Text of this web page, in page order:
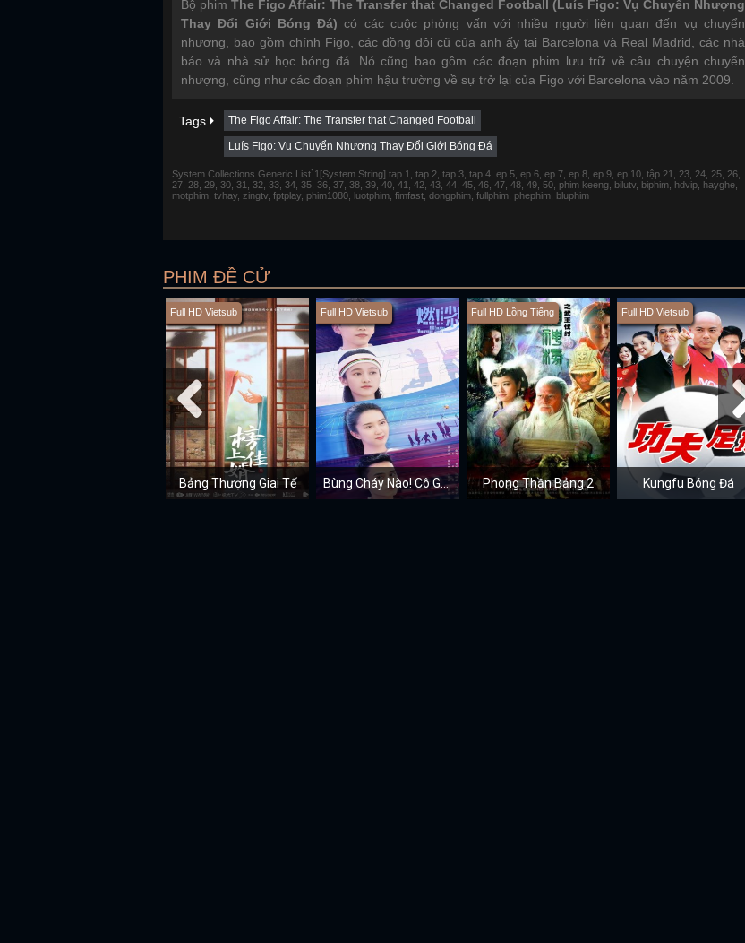
Bộ phimThe Figo Affair: The Transfer that Changed Football (Luís Figo: Vụ Chuyển Nhượng
Thay Đổi Giới Bóng Đá) có các cuộc phỏng vấn với nhiều người liên quan đến vụ chuyển
nhượng, bao gồm chính Figo, các đồng đội cũ của anh ấy tại Barcelona và Real Madrid, các nhà
báo và nhà sử học bóng đá. Nó cũng bao gồm các đoạn phim lưu trữ về câu chuyện chuyển
nhượng, cũng như các đoạn phim hậu trường về sự trở lại của Figo với Barcelona vào năm 2009.
Tags The Figo Affair: The Transfer that Changed Football
Luís Figo: Vụ Chuyển Nhượng Thay Đổi Giới Bóng Đá
System.Collections.Generic.List`1[System.String] tap 1, tap 2, tap 3, tap 4, ep 5, ep 6, ep 7, ep 8, ep 9, ep 10, tập 21, 23, 24, 25, 26,
27, 28, 29, 30, 31, 32, 33, 34, 35, 36, 37, 38, 39, 40, 41, 42, 43, 44, 45, 46, 47, 48, 49, 50, phim keeng, bilutv, biphim, hdvip, hayghe,
motphim, tvhay, zingtv, fptplay, phim1080, luotphim, fimfast, dongphim, fullphim, phephim, bluphim
PHIM ĐỀ CỬ
Full HD Vietsub
Bảng Thượng Giai Tế
Full HD Vietsub
Bùng Cháy Nào! Cô Gái Bóng Chuyền
Full HD Lồng Tiếng
Phong Thần Bảng 2
Full HD Vietsub
Kungfu Bóng Đá